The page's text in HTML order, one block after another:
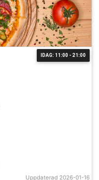
IDAG: 11:00 - 21:00
Uppdaterad 2026-01-16